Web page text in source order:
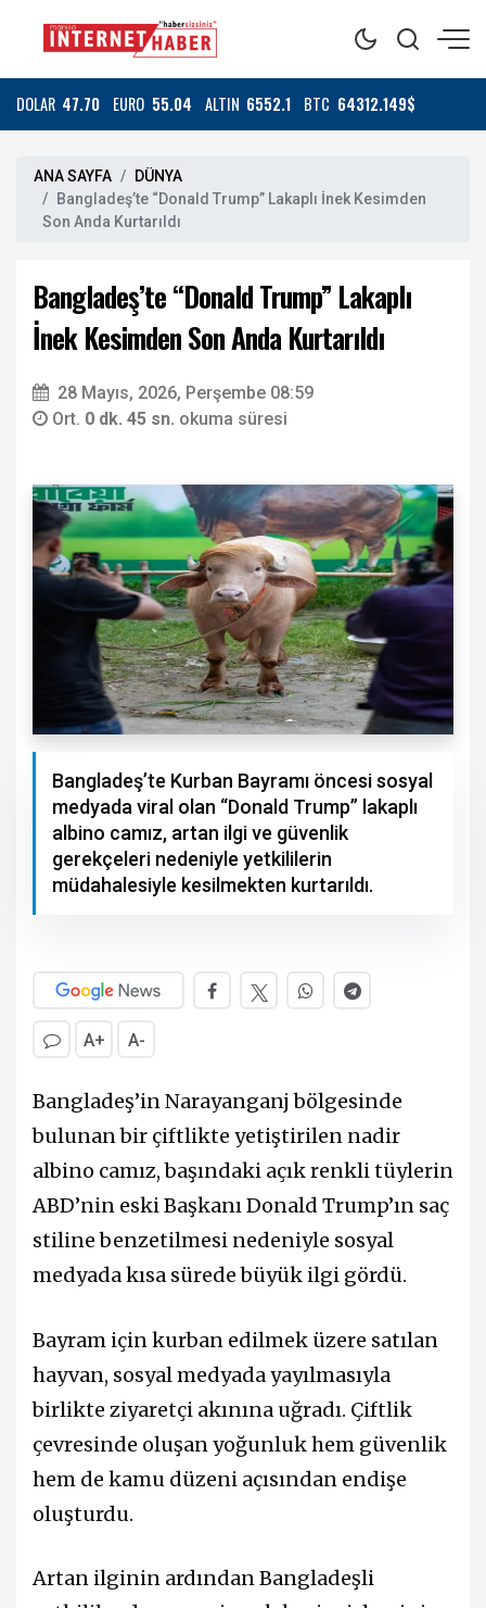
DOLAR 47.70 EURO 55.04 ALTIN 6552.1 BTC 64312.149$
ANA SAYFA
DÜNYA
Bangladeş’te “Donald Trump” Lakaplı İnek Kesimden
Son Anda Kurtarıldı
Bangladeş’te “Donald Trump” Lakaplı
İnek Kesimden Son Anda Kurtarıldı
28 Mayıs, 2026, Perşembe 08:59
Ort. 0 dk. 45 sn. okuma süresi
Bangladeş’te Kurban Bayramı öncesi sosyal
medyada viral olan “Donald Trump” lakaplı
albino camız, artan ilgi ve güvenlik
gerekçeleri nedeniyle yetkililerin
müdahalesiyle kesilmekten kurtarıldı.
A+ A-
Bangladeş’in Narayanganj bölgesinde
bulunan bir çiftlikte yetiştirilen nadir
albino camız, başındaki açık renkli tüylerin
ABD’nin eski Başkanı Donald Trump’ın saç
stiline benzetilmesi nedeniyle sosyal
medyada kısa sürede büyük ilgi gördü.
Bayram için kurban edilmek üzere satılan
hayvan, sosyal medyada yayılmasıyla
birlikte ziyaretçi akınına uğradı. Çiftlik
çevresinde oluşan yoğunluk hem güvenlik
hem de kamu düzeni açısından endişe
oluşturdu.
Artan ilginin ardından Bangladeşli